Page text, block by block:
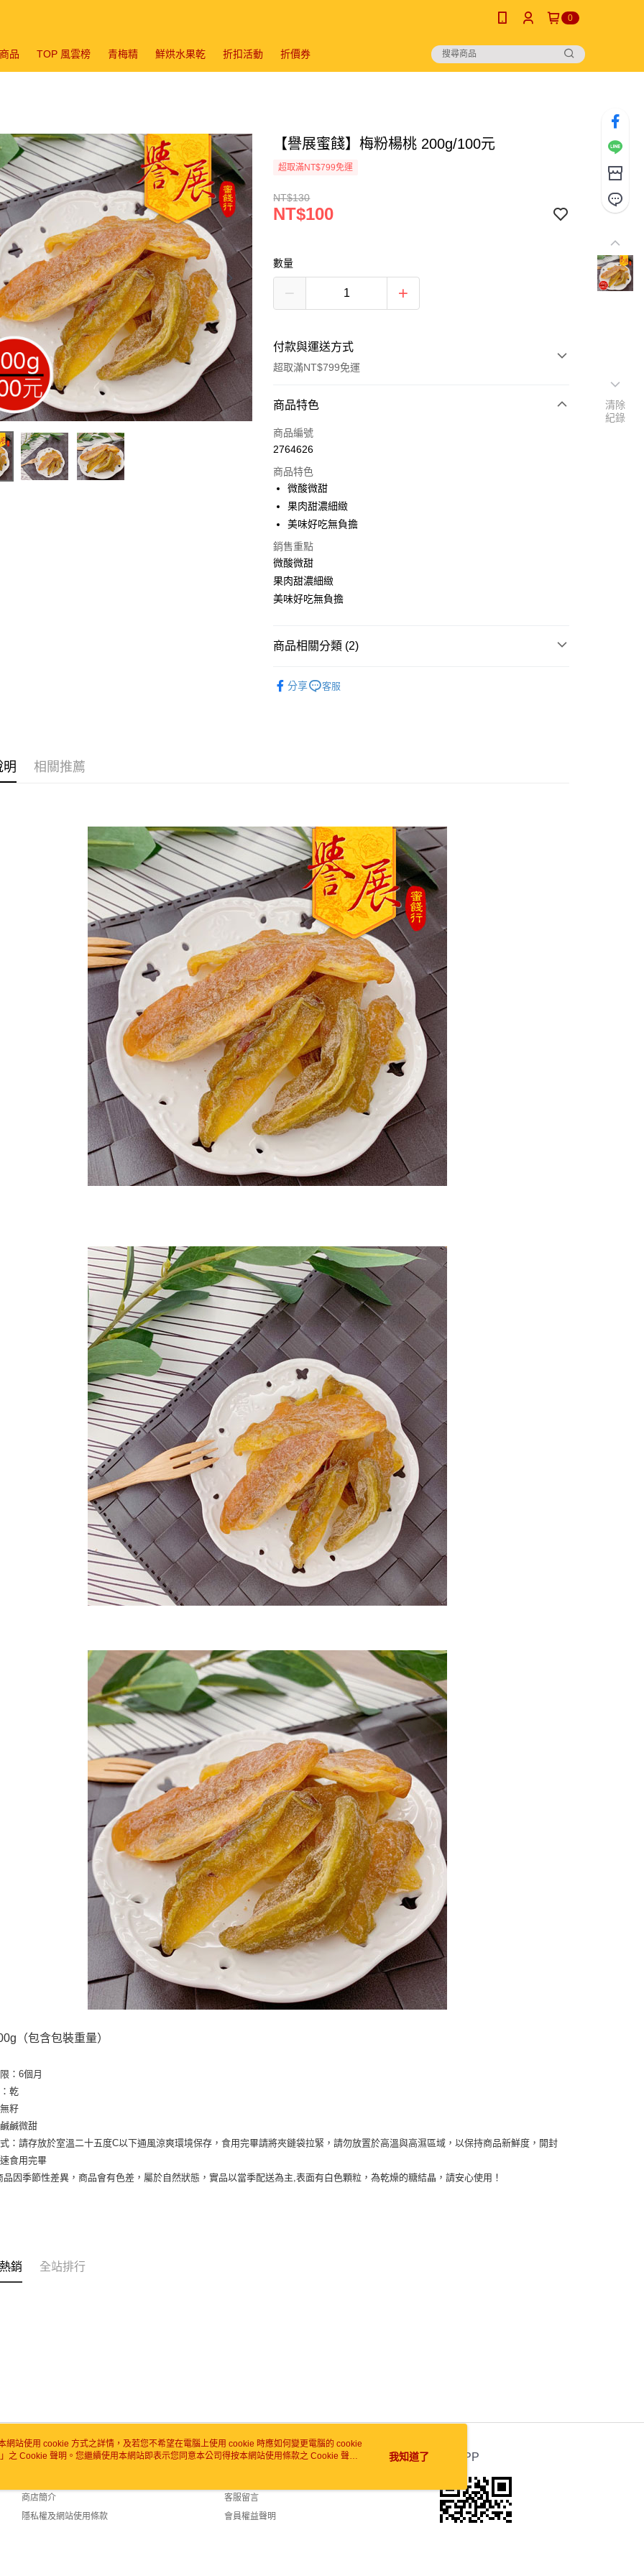
0
品 TOP 風雲榜 青梅精 鮮烘水果乾 折扣活動 折價券
【譽展蜜餞】梅粉楊桃 200g/100元
超取滿NT$799免運
NT$130
NT$100
數量
付款與運送方式
超取滿NT$799免運
付款方式
信用卡一次付款
LINE Pay
Apple Pay
悠遊付
ATM付款
運送方式
每筆NT$60，滿NT$799(含以上)免運費
付款後7-11取貨
每筆NT$60，滿NT$799(含以上)免運費
宅配到家
每筆NT$150，滿NT$1,399(含以上)免運費
澎湖金門馬祖宅配到家
每筆NT$250
付款後門市自取
免運費
商品特色
商品編號
2764626
商品特色
微酸微甜
果肉甜濃細緻
美味好吃無負擔
銷售重點
微酸微甜
果肉甜濃細緻
美味好吃無負擔
商品相關分類 (2)
分享 客服
明 相關推薦
（包含包裝重量）
：6個月
乾
籽
鹹微甜
：請存放於室溫二十五度C以下通風涼爽環境保存，食用完畢請將夾鏈袋拉緊，請勿放置於高溫與高濕區域，以保持商品新鮮度，開封
食用完畢
品因季節性差異，商品會有色差，屬於自然狀態，實品以當季配送為主,表面有白色顆粒，為乾燥的糖結晶，請安心使用！
銷 全站排行
關於我們
商店簡介
隱私權及網站使用條款
客服資訊
客服留言
會員權益聲明
官方APP
清除
紀錄
網站使用 cookie 方式之詳情，及若您不希望在電腦上使用 cookie 時應如何變更電腦的 cookie
」之 Cookie 聲明。您繼續使用本網站即表示您同意本公司得按本網站使用條款之 Cookie 聲明
我知道了